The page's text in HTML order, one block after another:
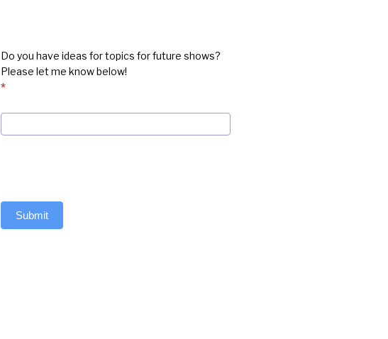
Do you have ideas for topics for future shows?
Please let me know below!
*
Submit